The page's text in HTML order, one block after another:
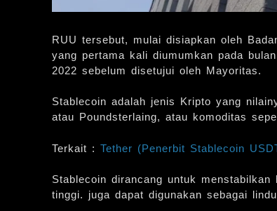
RUU tersebut, mulai disiapkan oleh
yang pertama kali diumumkan pada
2022 sebelum disetujui oleh Mayoritas.
Stablecoin adalah jenis Kripto yang
atau Poundsterlaing, atau komoditas
Terkait : Tether (Penerbit Stablecoin
Stablecoin dirancang untuk
tinggi. juga dapat digunakan sebagai